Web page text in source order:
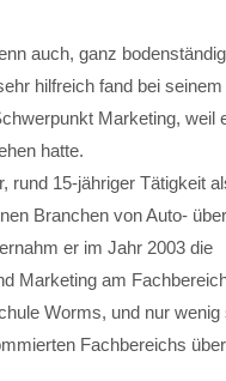
auch, ganz
hilfreich fand bei seinem
Marketing, weil
hatte.
rund 15-jähriger Tätigkeit
Branchen von Auto- über
er im Jahr 2003 die
Marketing am
Worms, und nur wenig
Fachbereichs